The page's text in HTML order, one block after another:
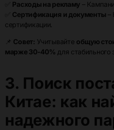
Расходы на рекламу –
Сертификация и документы –
сертификации.
📌 Совет: Учитывайте общую
марже 30-40% для стабильного
3. Поиск
Китае: как
надежного